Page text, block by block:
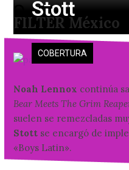
Skip
content
FILTER México
Open
mobile
menu
Close
mobile
menu
COBERTURA
Stott
Noah Lennox continúa
Bear Meets The Grim
suelen se remezcladas
Stott se encargó de
«Boys Latin».